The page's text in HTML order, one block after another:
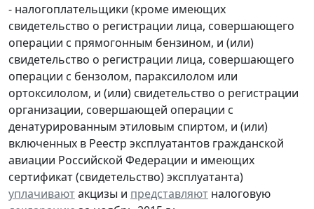
- налогоплательщики (кроме имеющих
свидетельство о регистрации лица, совершающего
операции с прямогонным бензином, и (или)
свидетельство о регистрации лица, совершающего
операции с бензолом, параксилолом или
ортоксилолом, и (или) свидетельство о регистрации
организации, совершающей операции с
денатурированным этиловым спиртом, и (или)
включенных в Реестр эксплуатантов гражданской
авиации Российской Федерации и имеющих
сертификат (свидетельство) эксплуатанта)
уплачиваютакцизы и представляют налоговую